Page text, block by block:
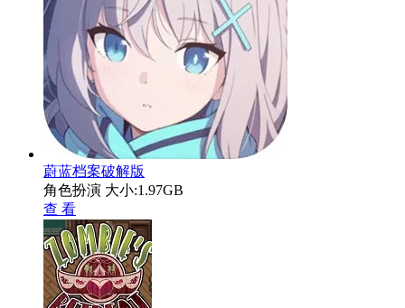
蔚蓝档案破解版
角色扮演 大小:1.97GB
查 看